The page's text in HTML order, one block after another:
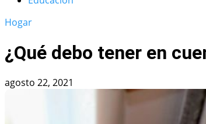
Hogar
¿Qué debo tener en
agosto 22, 2021